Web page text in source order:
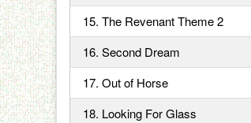
15. The Revenant Theme 2
16. Second Dream
17. Out of Horse
18. Looking For Glass